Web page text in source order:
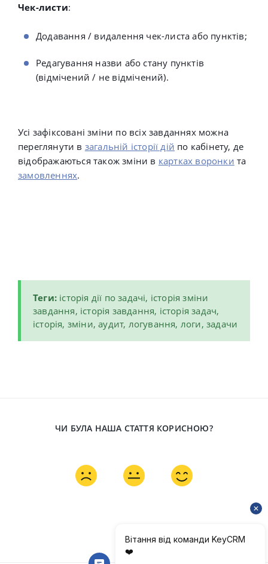
Чек-листи:
Додавання / видалення чек-листа або пунктів;
Редагування назви або стану пунктів
(відмічений / не відмічений).
Усі зафіксовані зміни по всіх завданнях можна
переглянути в загальній історії дій по кабінету, де
відображаються також зміни в картках воронки та
замовленнях.
Теги: історія дії по задачі, історія зміни
завдання, історія завдання, історія задач,
історія, зміни, аудит, логування, логи, задачи
ЧИ БУЛА НАША СТАТТЯ КОРИСНОЮ?